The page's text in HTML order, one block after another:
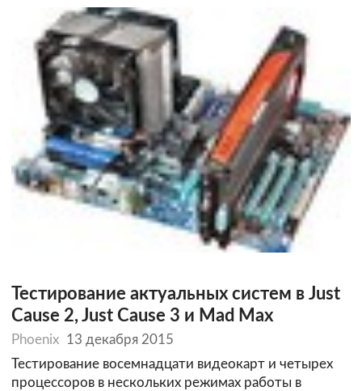
Тестирование актуальных систем в Just
Cause 2, Just Cause 3 и Mad Max
Phoenix 13 декабря 2015
Тестирование восемнадцати видеокарт и четырех
процессоров в нескольких режимах работы в